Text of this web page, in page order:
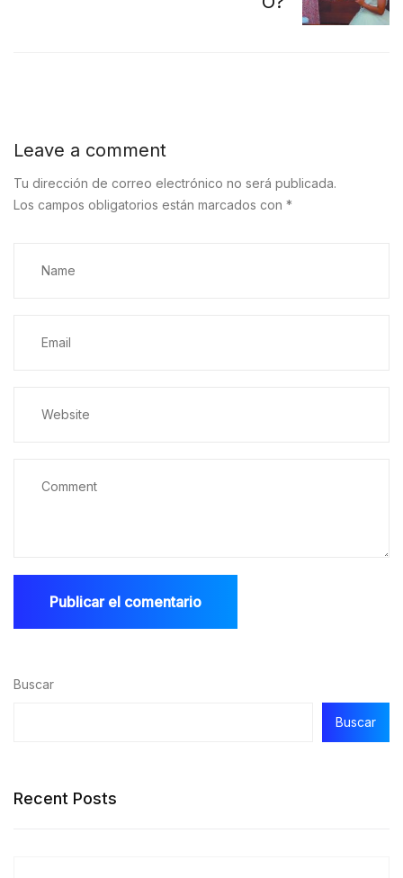
Leave a comment
Tu dirección de correo electrónico no será publicada.
Los campos obligatorios están marcados con *
Buscar
Buscar
Recent Posts